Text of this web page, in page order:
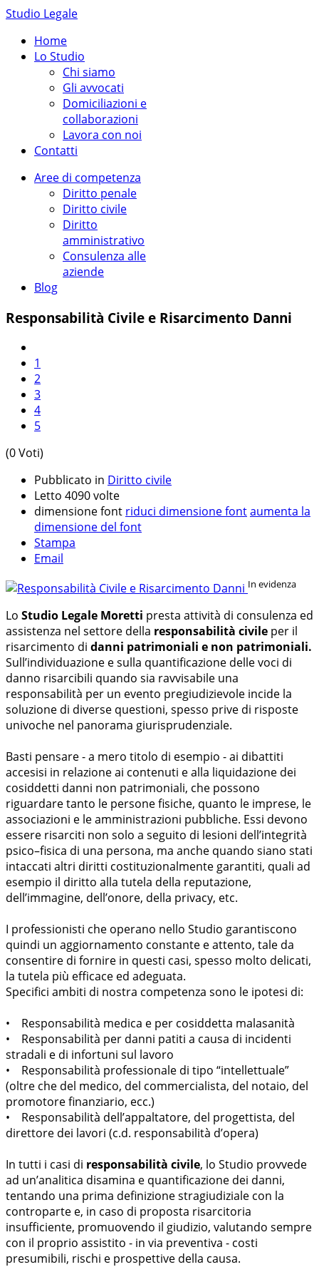
Studio Legale
Home
Lo Studio
Chi siamo
Gli avvocati
Domiciliazioni e
collaborazioni
Lavora con noi
Contatti
Aree di competenza
Diritto penale
Diritto civile
Diritto
amministrativo
Consulenza alle
aziende
Blog
Responsabilità Civile e Risarcimento Danni
1
2
3
4
5
(0 Voti)
Pubblicato in Diritto civile
Letto 4090 volte
dimensione font riduci dimensione fontaumenta la
dimensione del font
Stampa
Email
In evidenza
Lo Studio Legale Moretti presta attività di consulenza ed
assistenza nel settore della responsabilità civile per il
risarcimento di danni patrimoniali e non patrimoniali.
Sull’individuazione e sulla quantificazione delle voci di
danno risarcibili quando sia ravvisabile una
responsabilità per un evento pregiudizievole incide la
soluzione di diverse questioni, spesso prive di risposte
univoche nel panorama giurisprudenziale.
Basti pensare - a mero titolo di esempio - ai dibattiti
accesisi in relazione ai contenuti e alla liquidazione dei
cosiddetti danni non patrimoniali, che possono
riguardare tanto le persone fisiche, quanto le imprese, le
associazioni e le amministrazioni pubbliche. Essi devono
essere risarciti non solo a seguito di lesioni dell’integrità
psico–fisica di una persona, ma anche quando siano stati
intaccati altri diritti costituzionalmente garantiti, quali ad
esempio il diritto alla tutela della reputazione,
dell’immagine, dell’onore, della privacy, etc.
I professionisti che operano nello Studio garantiscono
quindi un aggiornamento constante e attento, tale da
consentire di fornire in questi casi, spesso molto delicati,
la tutela più efficace ed adeguata.
Specifici ambiti di nostra competenza sono le ipotesi di:
• Responsabilità medica e per cosiddetta malasanità
• Responsabilità per danni patiti a causa di incidenti
stradali e di infortuni sul lavoro
• Responsabilità professionale di tipo “intellettuale”
(oltre che del medico, del commercialista, del notaio, del
promotore finanziario, ecc.)
• Responsabilità dell’appaltatore, del progettista, del
direttore dei lavori (c.d. responsabilità d’opera)
In tutti i casi di responsabilità civile, lo Studio provvede
ad un’analitica disamina e quantificazione dei danni,
tentando una prima definizione stragiudiziale con la
controparte e, in caso di proposta risarcitoria
insufficiente, promuovendo il giudizio, valutando sempre
con il proprio assistito - in via preventiva - costi
presumibili, rischi e prospettive della causa.